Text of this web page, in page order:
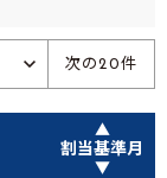
次の20件
▲
割当基準月
▼